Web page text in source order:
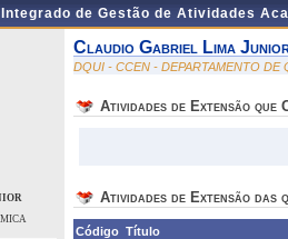
de Gestão de Atividades
Claudio Gabriel Lima
DQUI - CCEN - DEPARTAMENTO DE
Atividades de Extensão que
Atividades de Extensão das
Código Título